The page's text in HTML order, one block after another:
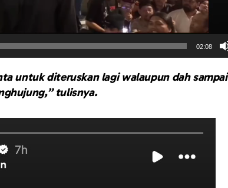
02:08
untuk diteruskan lagi walaupun dah sampai
tulisnya.